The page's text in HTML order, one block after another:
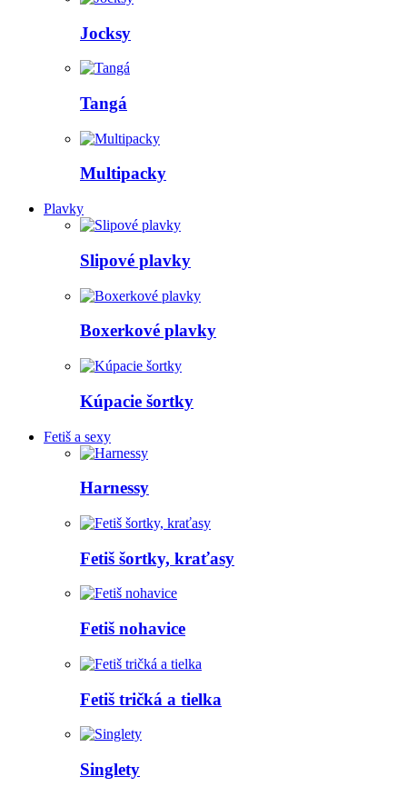
Jocksy
Tangá
Multipacky
Plavky
Slipové plavky
Boxerkové plavky
Kúpacie šortky
Fetiš a sexy
Harnessy
Fetiš šortky, kraťasy
Fetiš nohavice
Fetiš tričká a tielka
Singlety